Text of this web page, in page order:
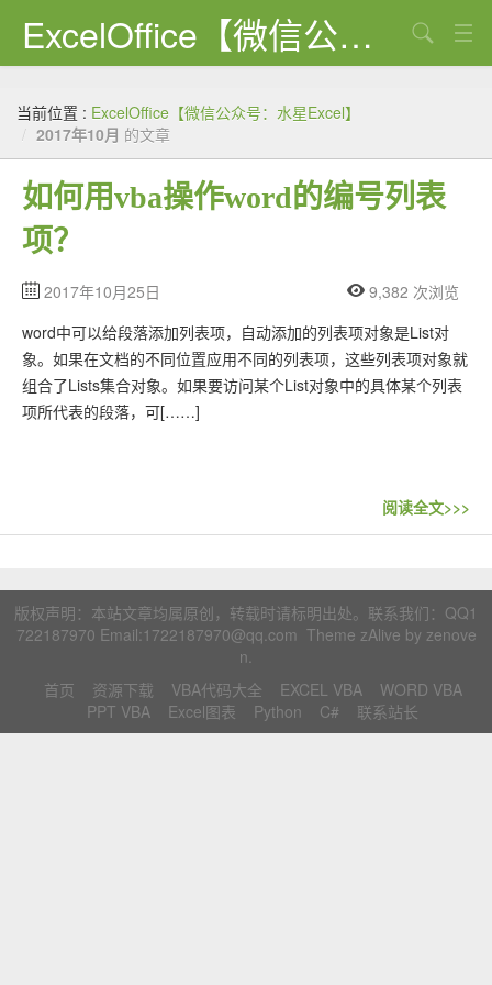
ExcelOffice【微信公众号：水星Excel】
资源下载
VBA代码大全
EXCEL VBA
Excel图表
Python
当前位置 : ExcelOffice【微信公众号：水星Excel】
/ 2017年10月 的文章
如何用vba操作word的编号列表
项？
2017年10月25日
9,382 次浏览
word中可以给段落添加列表项，自动添加的列表项对象是List对
象。如果在文档的不同位置应用不同的列表项，这些列表项对象就
组合了Lists集合对象。如果要访问某个List对象中的具体某个列表
项所代表的段落，可[……]
阅读全文>>>
版权声明：本站文章均属原创，转载时请标明出处。联系我们： QQ1
722187970 Email:1722187970@qq.com Theme zAlive by zenove
n.
首页
资源下载 VBA代码大全 EXCEL VBA
WORD VBA
PPT VBA
Excel图表 Python C# 联系站长